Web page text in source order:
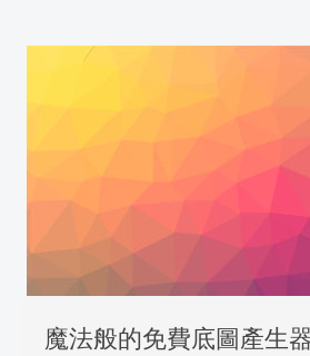
魔法般的免費底圖產生